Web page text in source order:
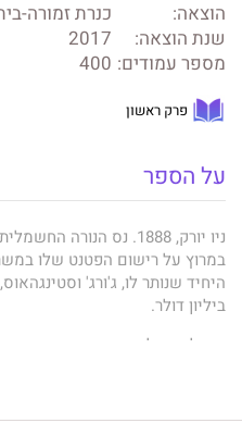
הוצאה:
כנרת זמורה-
שנת הוצאה:
2017
מספר עמודים: 400
פרק ראשון
על הספר
ניו יורק, 1888. נס
במרוץ על רישום הפטנט שלו
היחיד שנותר לו, ג'ורג'
ביליון דולר.
כדי להגן על עצמו וסטינגהאוס
של עורך דין בן 26